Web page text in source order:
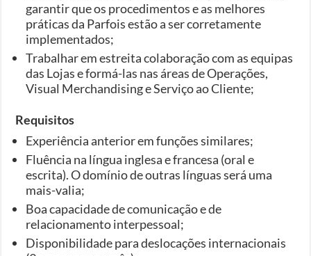
garantir que os procedimentos e as melhores
práticas da Parfois estão a ser corretamente
implementados;
Trabalhar em estreita colaboração com as equipas
das Lojas e formá-las nas áreas de Operações,
Visual Merchandising e Serviço ao Cliente;
Requisitos
Experiência anterior em funções similares;
Fluência na língua inglesa e francesa (oral e
escrita). O domínio de outras línguas será uma
mais-valia;
Boa capacidade de comunicação e de
relacionamento interpessoal;
Disponibilidade para deslocações internacionais